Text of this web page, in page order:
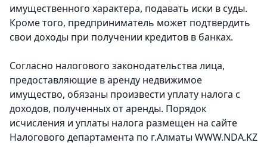
имущественного характера, подавать иски в суды.
Кроме того, предприниматель может подтвердить
свои доходы при получении кредитов в банках.
Согласно налогового законодательства лица,
предоставляющие в аренду недвижимое
имущество, обязаны произвести уплату налога с
доходов, полученных от аренды. Порядок
исчисления и уплаты налога размещен на сайте
Налогового департамента по г.Алматы WWW.NDA.KZ